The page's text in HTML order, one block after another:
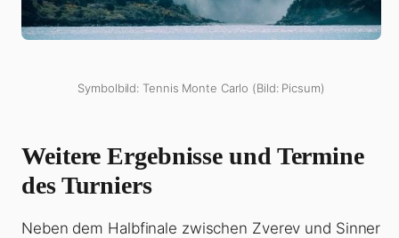
Symbolbild: Tennis Monte Carlo (Bild: Picsum)
Weitere Ergebnisse und Termine
des Turniers
Neben dem Halbfinale zwischen Zverev und Sinner